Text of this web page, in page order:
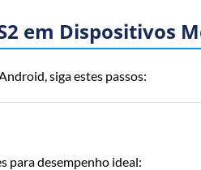
em Dispositivos
siga estes passos:
para desempenho ideal: